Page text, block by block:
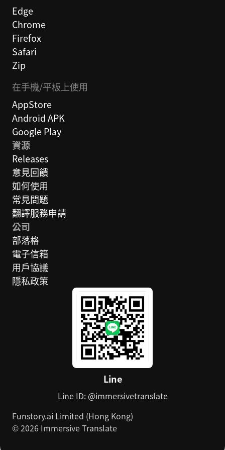
Edge
Chrome
Firefox
Safari
Zip
在手機/平板上使用
AppStore
Android APK
Google Play
資源
Releases
意見回饋
如何使用
常見問題
翻譯服務申請
公司
部落格
電子信箱
用戶協議
隱私政策
Line
Line ID: @immersivetranslate
Funstory.ai Limited (Hong Kong)
© 2026 Immersive Translate